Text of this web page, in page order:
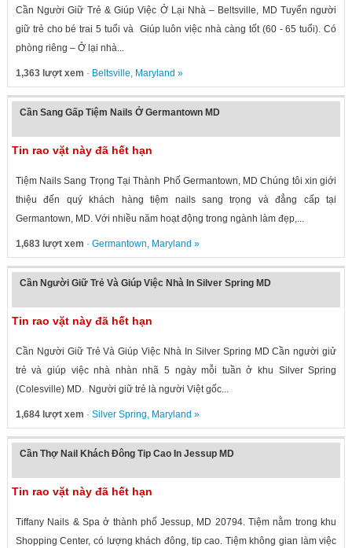
Cần Người Giữ Trẻ & Giúp Việc Ở Lại Nhà – Beltsville, MD Tuyển người
giữ trẻ cho bé trai 5 tuổi và Giúp luôn việc nhà càng tốt (60 - 65 tuổi). Có
phòng riêng – Ở lại nhà...
1,363 lượt xem · Beltsville, Maryland »
Cần Sang Gấp Tiệm Nails Ở Germantown MD
Tin rao vặt này đã hết hạn
Tiệm Nails Sang Trọng Tại Thành Phố Germantown, MD Chúng tôi xin giới
thiệu đến quý khách hàng tiệm nails sang trọng và đẳng cấp tại
Germantown, MD. Với nhiều năm hoạt động trong ngành làm đẹp,...
1,683 lượt xem · Germantown, Maryland »
Cần Người Giữ Trẻ Và Giúp Việc Nhà In Silver Spring MD
Tin rao vặt này đã hết hạn
Cần Người Giữ Trẻ Và Giúp Việc Nhà In Silver Spring MD Cần người giử
trẻ và giúp việc nhà nhàn nhã 5 ngày mỗi tuần ở khu Silver Spring
(Colesville) MD. Người giữ trẻ là người Việt gốc...
1,684 lượt xem · Silver Spring, Maryland »
Cần Thợ Nail Khách Đông Tip Cao In Jessup MD
Tin rao vặt này đã hết hạn
Tiffany Nails & Spa ở thành phố Jessup, MD 20794. Tiệm nằm trong khu
Shopping Center, có lượng khách đông, tip cao. Tiệm không gian làm việc